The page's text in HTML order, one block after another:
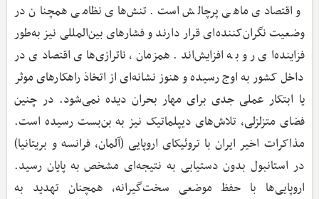
و اقتصادی ماهی پرچالش است. تنش‌های نظامی همچنان در
وضعیت نگران‌کننده‌ای قرار دارند و فشارهای بین‌المللی نیز به‌طور
فزاینده‌ای رو به افزایش‌اند. همزمان، ناترازی‌های اقتصادی در
داخل کشور به اوج رسیده و هنوز نشانه‌ای از اتخاذ راهکارهای موثر
یا ابتکار عملی جدی برای مهار بحران دیده نمی‌شود. در چنین
فضای متزلزلی، تلاش‌های دیپلماتیک نیز به بن‌بست رسیده است.
مذاکرات اخیر ایران با تروئیکای اروپایی (آلمان، فرانسه و بریتانیا)
در استانبول بدون دستیابی به نتیجه‌ای مشخص به پایان رسید.
اروپایی‌ها با حفظ موضعی سخت‌گیرانه، همچنان تهدید به